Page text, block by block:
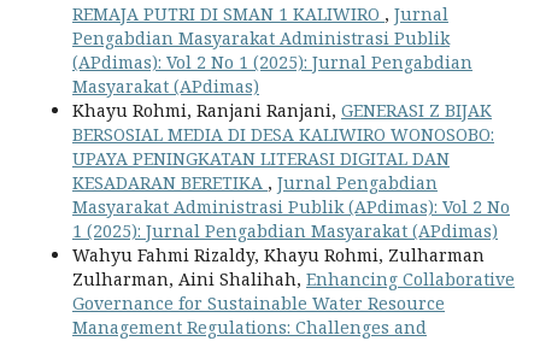
REMAJA PUTRI DI SMAN 1 KALIWIRO , Jurnal
Pengabdian Masyarakat Administrasi Publik
(APdimas): Vol 2 No 1 (2025): Jurnal Pengabdian
Masyarakat (APdimas)
Khayu Rohmi, Ranjani Ranjani, GENERASI Z BIJAK
BERSOSIAL MEDIA DI DESA KALIWIRO WONOSOBO:
UPAYA PENINGKATAN LITERASI DIGITAL DAN
KESADARAN BERETIKA , Jurnal Pengabdian
Masyarakat Administrasi Publik (APdimas): Vol 2 No
1 (2025): Jurnal Pengabdian Masyarakat (APdimas)
Wahyu Fahmi Rizaldy, Khayu Rohmi, Zulharman
Zulharman, Aini Shalihah, Enhancing Collaborative
Governance for Sustainable Water Resource
Management Regulations: Challenges and